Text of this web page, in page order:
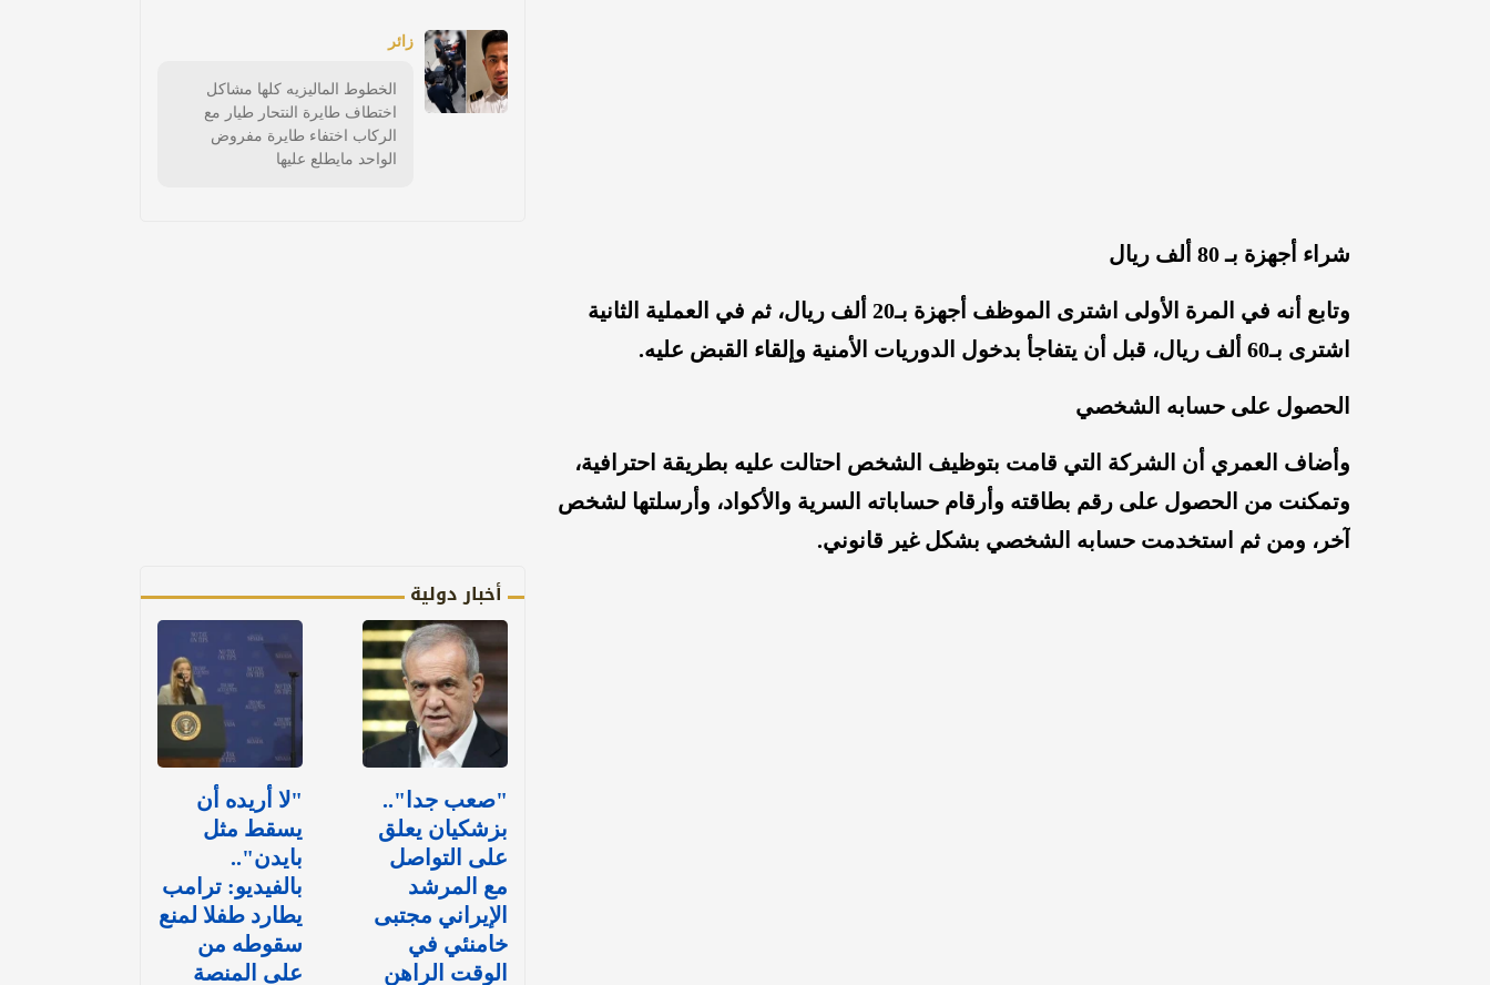
شراء أجهزة بـ 80 ألف ريال
وتابع أنه في المرة الأولى اشترى الموظف أجهزة بـ20 ألف ريال، ثم في العملية الثانية
اشترى بـ60 ألف ريال، قبل أن يتفاجأ بدخول الدوريات الأمنية وإلقاء القبض عليه.
الحصول على حسابه الشخصي
وأضاف العمري أن الشركة التي قامت بتوظيف الشخص احتالت عليه بطريقة احترافية،
وتمكنت من الحصول على رقم بطاقته وأرقام حساباته السرية والأكواد، وأرسلتها لشخص
آخر، ومن ثم استخدمت حسابه الشخصي بشكل غير قانوني.
زائر
الخطوط الماليزيه كلها مشاكل
اختطاف طايرة النتحار طيار مع
الركاب اختفاء طايرة مفروض
الواحد مايطلع عليها
أخبار دولية
"صعب جدا"..
بزشكيان يعلق
على التواصل
مع المرشد
الإيراني مجتبى
خامنئي في
الوقت الراهن
"لا أريده أن
يسقط مثل
بايدن"..
بالفيديو: ترامب
يطارد طفلا لمنع
سقوطه من
على المنصة